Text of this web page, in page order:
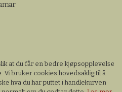
at du får en bedre kjøpsopplevelse
Vi bruker cookies hovedsaklig til å
hva du har puttet i handlekurven